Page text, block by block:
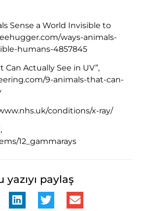
Sense a World Invisible to
ways-animals-
humans-4857845
Can Actually See in UV”,
9-animals-that-can-
www.nhs.uk/conditions/x-ray/
12_gammarays
yazıyı paylaş